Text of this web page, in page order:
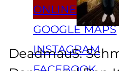
ONLINESHOP
GOOGLE MAPS
INSTAGRAM
Deadmau5: